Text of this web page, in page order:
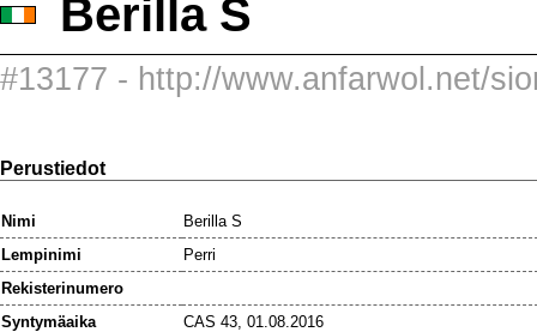
Berilla S
#13177 - http://www.anfarwol.net/
Perustiedot
Nimi
Berilla S
Lempinimi
Perri
Rekisterinumero
Syntymäaika
CAS 43, 01.08.2016